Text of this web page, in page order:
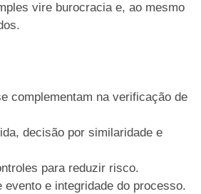
vire burocracia e, ao mesmo
complementam na verificação de
decisão por similaridade e
para reduzir risco.
e integridade do processo.